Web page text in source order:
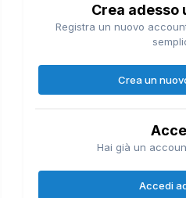
Crea adesso
Registra un nuovo
Crea un
Hai già un
Accedi